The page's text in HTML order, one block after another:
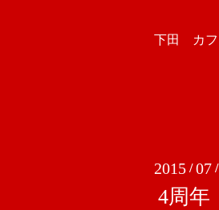
下田 カ
2015 /07 /
4周